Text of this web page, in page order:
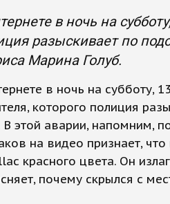
в ночь на
разыскивает по
Марина Голуб.
в ночь на субботу,
которого полиция
этой аварии, напомним,
на видео признает,
красного цвета. Он
почему скрылся с